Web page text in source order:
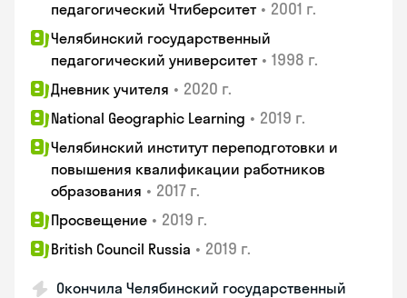
педагогический Чтиберситет • 2001 г.
Челябинский государственный
педагогический университет • 1998 г.
Дневник учителя • 2020 г.
National Geographic Learning • 2019 г.
Челябинский институт переподготовки и
повышения квалификации работников
образования • 2017 г.
Просвещение • 2019 г.
British Council Russia • 2019 г.
Окончила Челябинский государственный